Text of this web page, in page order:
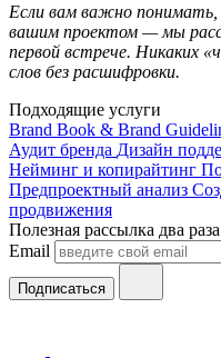
Если вам важно понимать,
вашим проектом — мы
первой встрече. Никаких
слов без расшифровки.
Подходящие услуги
Brand Book & Brand
Аудит бренда Дизайн
Нейминг и копирайтинг
Предпроектный анализ
продвижения
Полезная рассылка два
Email
Подписаться